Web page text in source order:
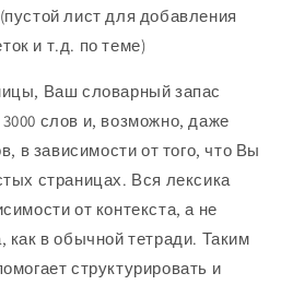
лист для добавления
и т.д. по теме)
Ваш словарный запас
слов и, возможно, даже
в зависимости от того, что Вы
страницах. Вся лексика
от контекста, а не
как в обычной тетради. Таким
структурировать и